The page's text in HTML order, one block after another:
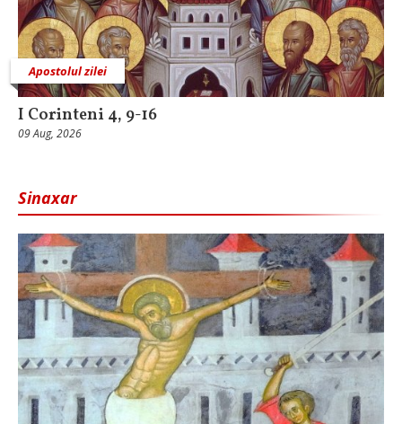
Apostolul zilei
I Corinteni 4, 9-16
09 Aug, 2026
Sinaxar